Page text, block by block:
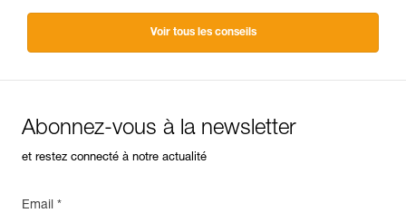
Voir tous les conseils
Abonnez-vous à la newsletter
et restez connecté à notre actualité
Email *